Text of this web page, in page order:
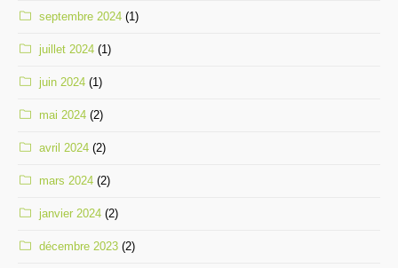
septembre 2024 (1)
juillet 2024 (1)
juin 2024 (1)
mai 2024 (2)
avril 2024 (2)
mars 2024 (2)
janvier 2024 (2)
décembre 2023 (2)